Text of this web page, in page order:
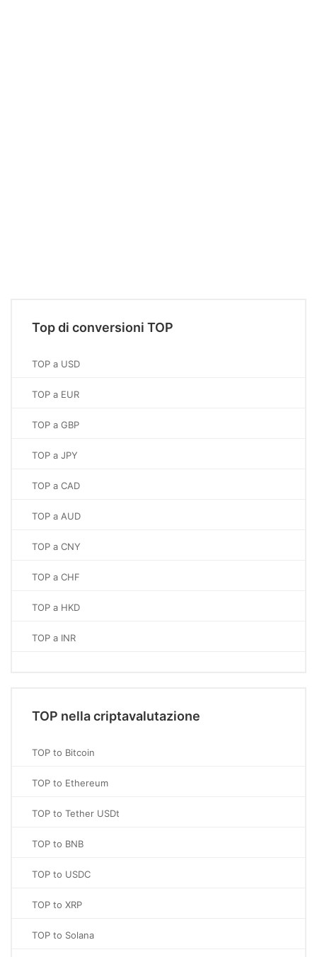
Top di conversioni TOP
TOP a USD
TOP a EUR
TOP a GBP
TOP a JPY
TOP a CAD
TOP a AUD
TOP a CNY
TOP a CHF
TOP a HKD
TOP a INR
TOP nella criptavalutazione
TOP to Bitcoin
TOP to Ethereum
TOP to Tether USDt
TOP to BNB
TOP to USDC
TOP to XRP
TOP to Solana